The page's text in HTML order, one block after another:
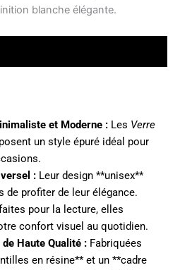
blanche élégante.
et Moderne :Les Verre
un style épuré idéal pour
:Leur design **unisex**
de profiter de leur élégance.
pour la lecture, elles
confort visuel au quotidien.
Haute Qualité :Fabriquées
en résine** et un **cadre